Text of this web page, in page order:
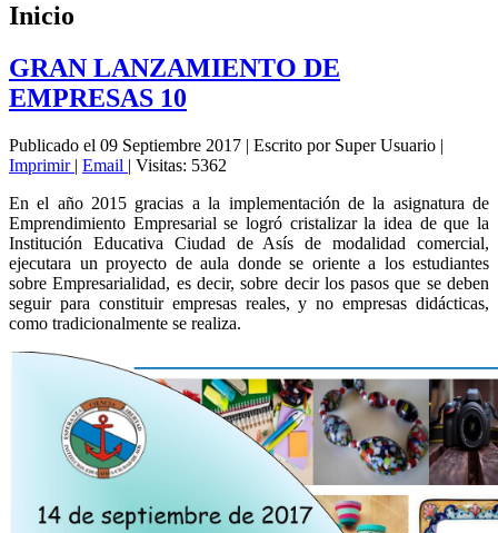
Inicio
GRAN LANZAMIENTO DE
EMPRESAS 10
Publicado el 09 Septiembre 2017 | Escrito por Super Usuario |
Imprimir | Email | Visitas: 5362
En el año 2015 gracias a la implementación de la asignatura de
Emprendimiento Empresarial se logró cristalizar la idea de que la
Institución Educativa Ciudad de Asís de modalidad comercial,
ejecutara un proyecto de aula donde se oriente a los estudiantes
sobre Empresarialidad, es decir, sobre decir los pasos que se deben
seguir para constituir empresas reales, y no empresas didácticas,
como tradicionalmente se realiza.